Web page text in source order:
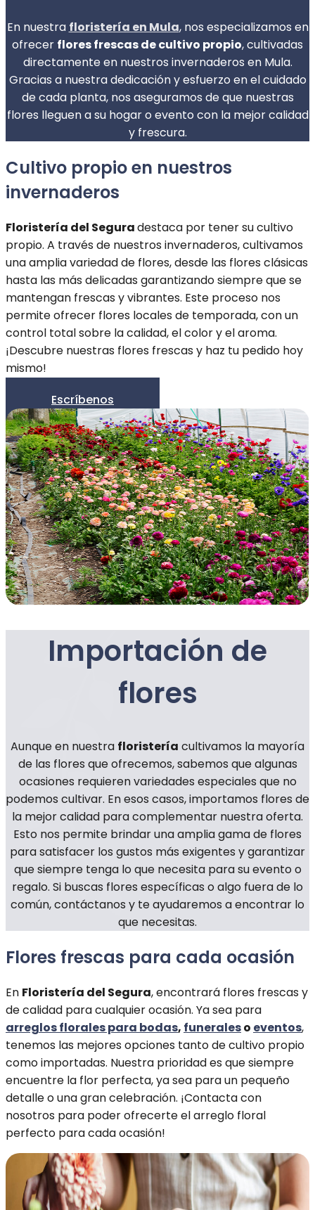
En nuestra floristería en Mula, nos especializamos en
ofrecer flores frescas de cultivo propio, cultivadas
directamente en nuestros invernaderos en Mula.
Gracias a nuestra dedicación y esfuerzo en el cuidado
de cada planta, nos aseguramos de que nuestras
flores lleguen a su hogar o evento con la mejor calidad
y frescura.
Cultivo propio en nuestros
invernaderos
Floristería del Seguradestaca por tener su cultivo
propio. A través de nuestros invernaderos, cultivamos
una amplia variedad de flores, desde las flores clásicas
hasta las más delicadas garantizando siempre que se
mantengan frescas y vibrantes. Este proceso nos
permite ofrecer flores locales de temporada, con un
control total sobre la calidad, el color y el aroma.
¡Descubre nuestras flores frescas y haz tu pedido hoy
mismo!
Escríbenos
Importación de
flores
Aunque en nuestra floristería cultivamos la mayoría
de las flores que ofrecemos, sabemos que algunas
ocasiones requieren variedades especiales que no
podemos cultivar. En esos casos, importamos flores de
la mejor calidad para complementar nuestra oferta.
Esto nos permite brindar una amplia gama de flores
para satisfacer los gustos más exigentes y garantizar
que siempre tenga lo que necesita para su evento o
regalo. Si buscas flores específicas o algo fuera de lo
común, contáctanos y te ayudaremos a encontrar lo
que necesitas.
Flores frescas para cada ocasión
En Floristería del Segura, encontrará flores frescas y
de calidad para cualquier ocasión. Ya sea para
arreglos florales para bodas, funeraleso eventos,
tenemos las mejores opciones tanto de cultivo propio
como importadas. Nuestra prioridad es que siempre
encuentre la flor perfecta, ya sea para un pequeño
detalle o una gran celebración. ¡Contacta con
nosotros para poder ofrecerte el arreglo floral
perfecto para cada ocasión!